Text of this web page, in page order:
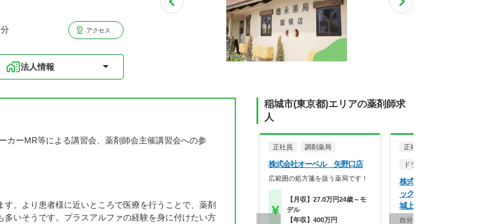
アクセス
法人情報
ーMR等による講習会、薬剤師会主催講習会への参
。より患者様に近いところで医療を行うことで、薬剤
いそうです。プラスアルファの経験を身に付けたい方
稲城市(東京都)エリアの薬剤師求
人
正社員 調剤薬局
株式会社オーベル 矢野口店
広範囲の処方箋を扱う薬局です！
【月収】27.0万円24歳～モ
デル
【年収】400万円
正社員
ドラッグストア（調剤併設
株式会社マツモトキヨシ
ッグストア マツモトキヨ
城上平尾店
自分らしく働く。それが、